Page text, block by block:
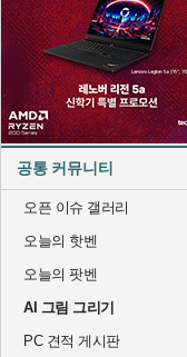
공통 커뮤니티
오픈 이슈 갤러리
오늘의 핫벤
오늘의 팟벤
AI 그림 그리기
PC 견적 게시판